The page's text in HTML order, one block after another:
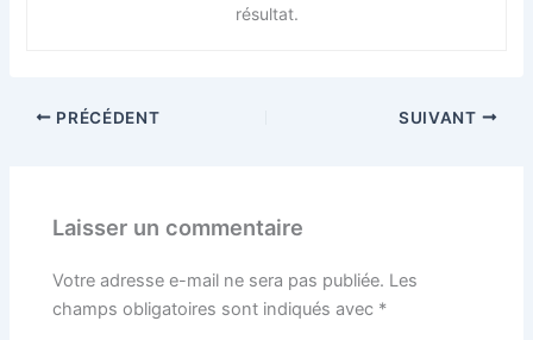
résultat.
PRÉCÉDENT SUIVANT
Laisser un commentaire
Votre adresse e-mail ne sera pas publiée. Les
champs obligatoires sont indiqués avec *